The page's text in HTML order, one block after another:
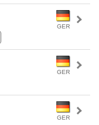
GER
GER
GER